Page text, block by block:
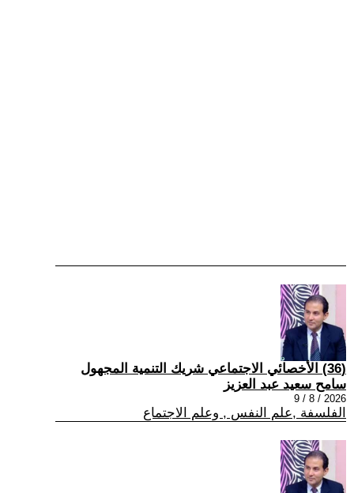
(36) الأخصائي الاجتماعي شريك التنمية المجهول
سامح سعيد عبد العزيز
2026 / 8 / 9
الفلسفة ,علم النفس , وعلم الاجتماع